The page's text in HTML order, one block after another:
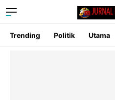
Trending Politik Utama